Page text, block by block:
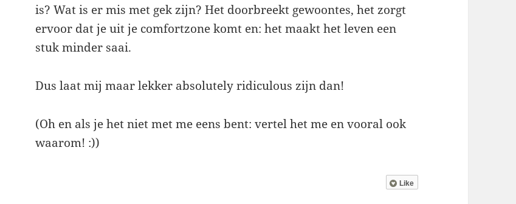
is? Wat is er mis met gek zijn? Het doorbreekt gewoontes, het zorgt
ervoor dat je uit je comfortzone komt en: het maakt het leven een
stuk minder saai.
Dus laat mij maar lekker absolutely ridiculous zijn dan!
(Oh en als je het niet met me eens bent: vertel het me en vooral ook
waarom! :))
Like